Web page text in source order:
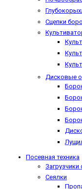
Сцепки
Дисковые
Посевная техника
Загрузчики
Сеялки